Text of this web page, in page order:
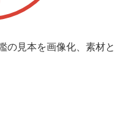
の見本を画像化、素材と